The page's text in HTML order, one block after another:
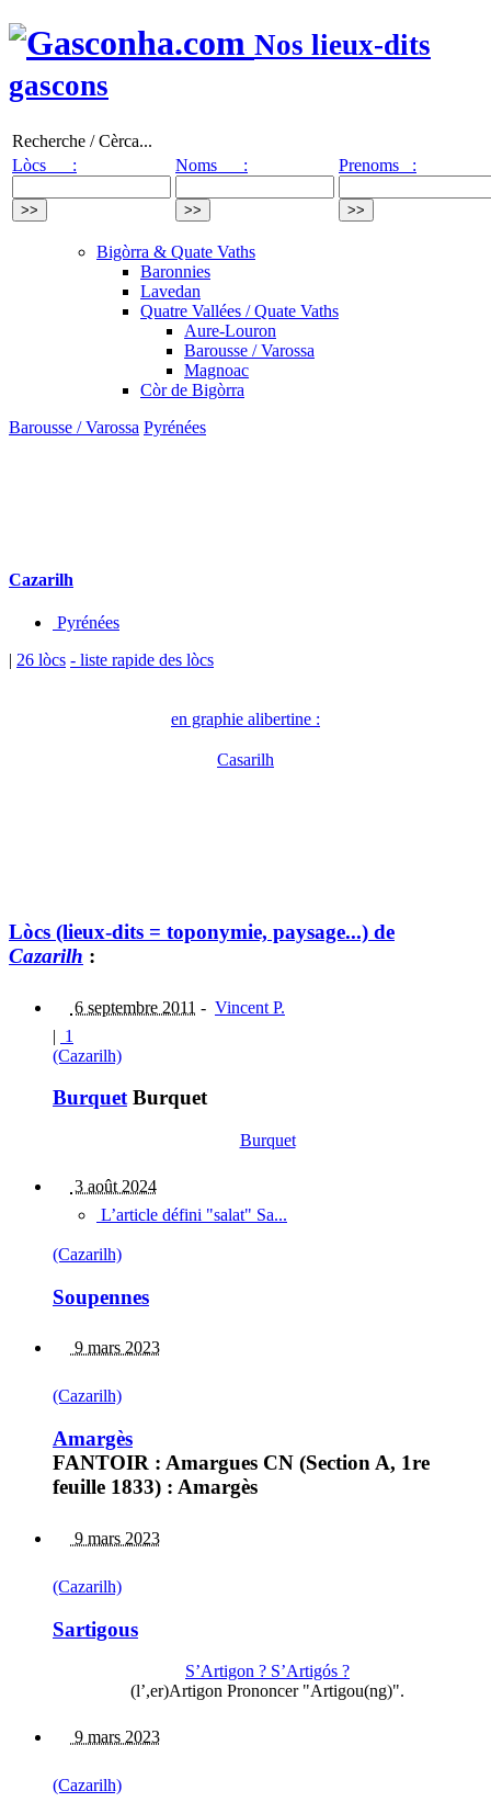
Nos lieux-dits
gascons
Recherche / Cèrca...
Lòcs :
Noms : Prenoms :
Bigòrra & Quate Vaths
Baronnies
Lavedan
Quatre Vallées / Quate Vaths
Aure-Louron
Barousse / Varossa
Magnoac
Còr de Bigòrra
Barousse / Varossa Pyrénées
Cazarilh
Pyrénées
| 26 lòcs - liste rapide des lòcs
en graphie alibertine :
Casarilh
Lòcs (lieux-dits = toponymie, paysage...) de
Cazarilh :
6 septembre 2011 - Vincent P.
| 1
(Cazarilh)
BurquetBurquet
Burquet
3 août 2024
L’article défini "salat" Sa...
(Cazarilh)
Soupennes
9 mars 2023
(Cazarilh)
Amargès
FANTOIR : Amargues CN (Section A, 1re
feuille 1833) : Amargès
9 mars 2023
(Cazarilh)
Sartigous
S’Artigon ? S’Artigós ?
(l’,er)Artigon Prononcer "Artigou(ng)".
9 mars 2023
(Cazarilh)